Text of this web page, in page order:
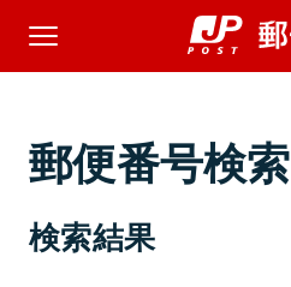
郵便番号検索
検索結果